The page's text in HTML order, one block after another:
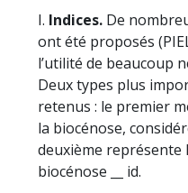
I. Indices. De
ont été proposés
l’utilité de beaucoup
Deux types plus
retenus : le premier
la biocénose,
deuxième représente
biocénose __ id.